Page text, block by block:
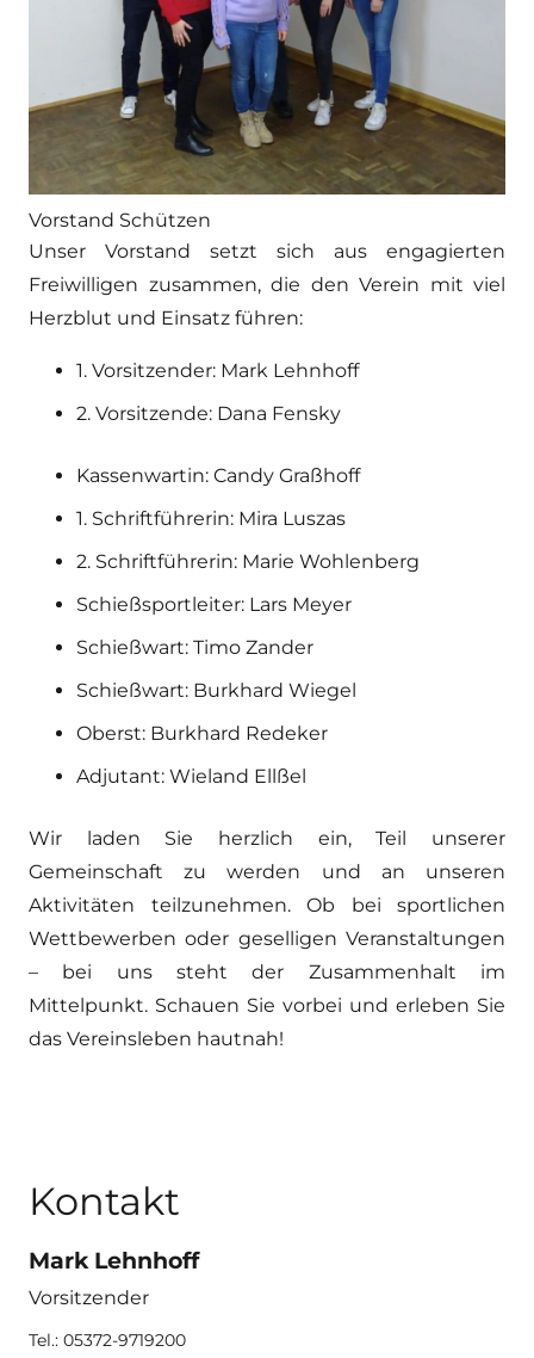
Vorstand Schützen
Unser Vorstand setzt sich aus engagierten
Freiwilligen zusammen, die den Verein mit viel
Herzblut und Einsatz führen:
1. Vorsitzender: Mark Lehnhoff
2. Vorsitzende: Dana Fensky
Kassenwartin: Candy Graßhoff
1. Schriftführerin: Mira Luszas
2. Schriftführerin: Marie Wohlenberg
Schießsportleiter: Lars Meyer
Schießwart: Timo Zander
Schießwart: Burkhard Wiegel
Oberst: Burkhard Redeker
Adjutant: Wieland Ellßel
Wir laden Sie herzlich ein, Teil unserer
Gemeinschaft zu werden und an unseren
Aktivitäten teilzunehmen. Ob bei sportlichen
Wettbewerben oder geselligen Veranstaltungen
– bei uns steht der Zusammenhalt im
Mittelpunkt. Schauen Sie vorbei und erleben Sie
das Vereinsleben hautnah!
Kontakt
Mark Lehnhoff
Vorsitzender
Tel.: 05372-9719200